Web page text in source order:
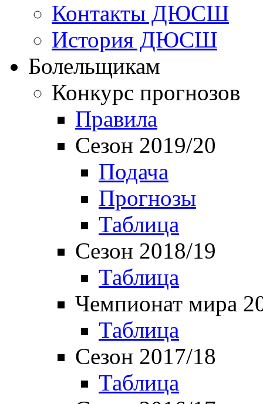
Контакты ДЮСШ
История ДЮСШ
Болельщикам
Конкурс прогнозов
Правила
Сезон 2019/20
Подача
Прогнозы
Таблица
Сезон 2018/19
Таблица
Чемпионат мира
Таблица
Сезон 2017/18
Таблица